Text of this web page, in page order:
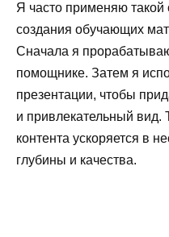
Я часто применяю
создания обучающих
Сначала я
помощнике. Затем я
презентации, чтобы
и привлекательный вид.
контента ускоряется в
глубины и качества.